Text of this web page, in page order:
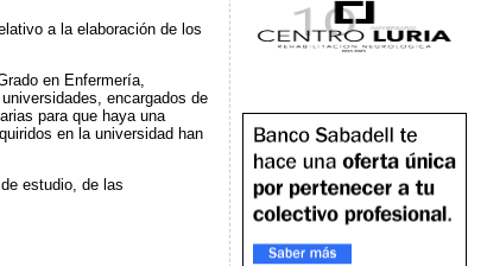
a la elaboración de los
en Enfermería,
encargados de
para que haya una
en la universidad han
estudio, de las